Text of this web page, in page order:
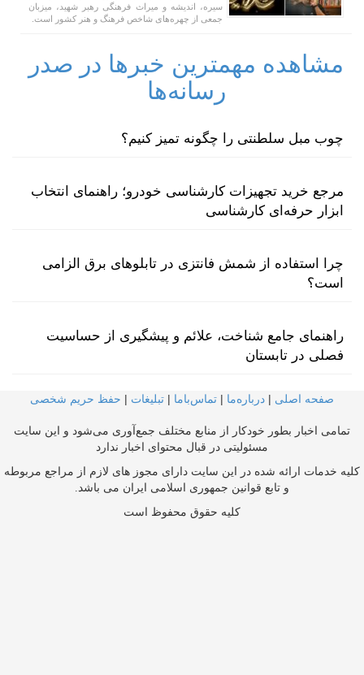
سیره، اندیشه و میراث فرهنگی رهبر شهید، میزبان
جمعی از چهره‌های شاخص فرهنگ و هنر کشور است.
مشاهده مهمترین خبرها در صدر
رسانه‌ها
چوب مبل سلطنتی را چگونه تمیز کنیم؟
مرجع خرید تجهیزات کارشناسی خودرو؛ راهنمای انتخاب
ابزار حرفه‌ای کارشناسی
چرا استفاده از شمش فانتزی در تابلوهای برق الزامی
است؟
راهنمای جامع شناخت، علائم و پیشگیری از حساسیت
فصلی در تابستان
صفحه اصلی | درباره‌ما | تماس‌با‌ما | تبلیغات | حفظ حریم شخصی
تمامی اخبار بطور خودکار از منابع مختلف جمع‌آوری می‌شود و این سایت
مسئولیتی در قبال محتوای اخبار ندارد
کلیه خدمات ارائه شده در این سایت دارای مجوز های لازم از مراجع مربوطه
و تابع قوانین جمهوری اسلامی ایران می باشد.
کلیه حقوق محفوظ است